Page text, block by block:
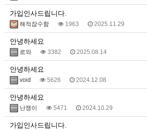
가입인사드립니다.
해적잠수함 1963 2025.11.29
안녕하세요
로와 3382 2025.08.14
안녕하세요
void 5626 2024.12.08
안녕하세요
난쟁이 5471 2024.10.29
가입인사드립니다.